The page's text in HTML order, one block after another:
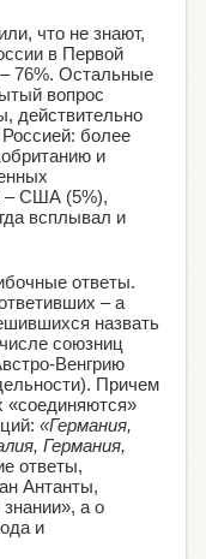
что не знают,
в Первой
76%. Остальные
вопрос
действительно
более
и
– США (5%),
всплывал и
ответы.
– а
назвать
союзниц
Венгрию
Причем
«соединяются»
«Германия,
Германия,
ответы,
Антанты,
а о
и